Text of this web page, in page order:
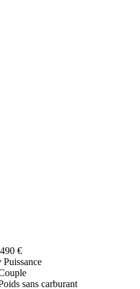
€
Puissance
sans carburant